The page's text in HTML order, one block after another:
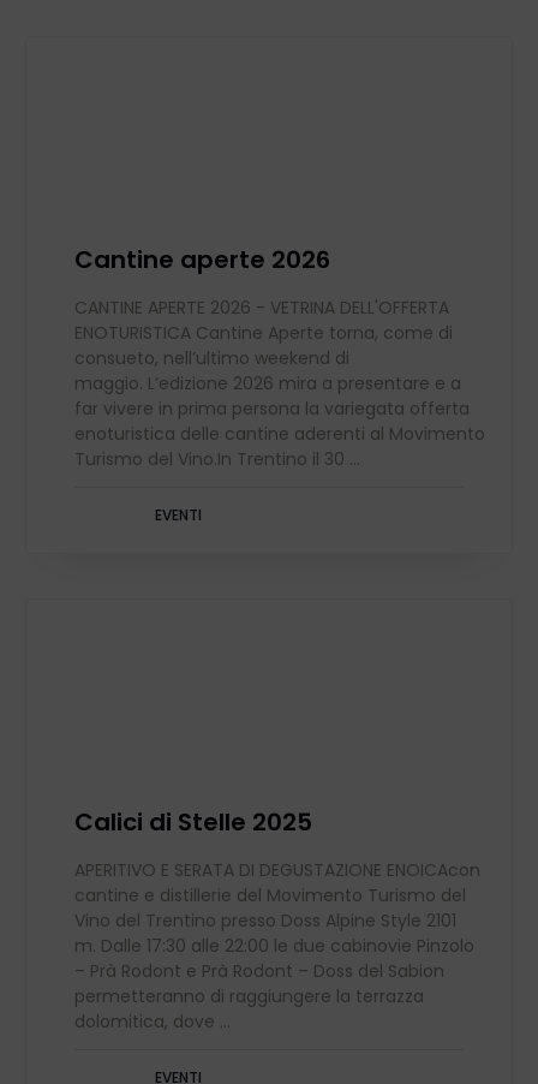
Cantine aperte 2026
CANTINE APERTE 2026 - VETRINA DELL'OFFERTA
ENOTURISTICA Cantine Aperte torna, come di
consueto, nell’ultimo weekend di
maggio. L’edizione 2026 mira a presentare e a
far vivere in prima persona la variegata offerta
enoturistica delle cantine aderenti al Movimento
Turismo del Vino.In Trentino il 30 ...
EVENTI
Calici di Stelle 2025
APERITIVO E SERATA DI DEGUSTAZIONE ENOICAcon
cantine e distillerie del Movimento Turismo del
Vino del Trentino presso Doss Alpine Style 2101
m. Dalle 17:30 alle 22:00 le due cabinovie Pinzolo
– Prà Rodont e Prà Rodont – Doss del Sabion
permetteranno di raggiungere la terrazza
dolomitica, dove ...
EVENTI